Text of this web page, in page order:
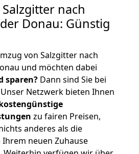
nach
Donau: Günstig
von Salzgitter nach
und möchten dabei
sparen? Dann sind Sie bei
Netzwerk bieten Ihnen
zu fairen Preisen,
anderes als die
neuen Zuhause